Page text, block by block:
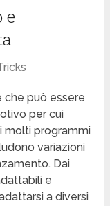
e
che può essere
per cui
molti programmi
variazioni
Dai
e
a diversi